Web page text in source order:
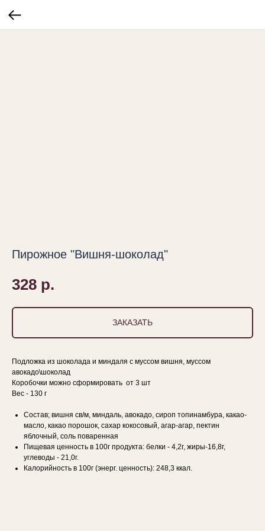
Пирожное "Вишня-шоколад"
328 р.
ЗАКАЗАТЬ
Подложка из шоколада и миндаля с муссом вишня, муссом
авокадо\шоколад
Коробочки можно сформировать от 3 шт
Вес - 130 г
Состав; вишня св/м, миндаль, авокадо, сироп топинамбура, какао-
масло, какао порошок, сахар кокосовый, агар-агар, пектин
яблочный, соль поваренная
Пищевая ценность в 100г продукта: белки - 4,2г, жиры-16,8г,
углеводы - 21,0г.
Калорийность в 100г (энерг. ценность): 248,3 ккал.